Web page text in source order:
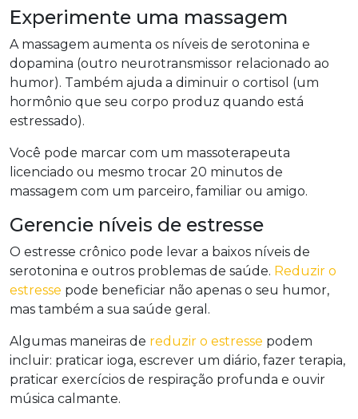
Experimente uma massagem
A massagem aumenta os níveis de serotonina e
dopamina (outro neurotransmissor relacionado ao
humor). Também ajuda a diminuir o cortisol (um
hormônio que seu corpo produz quando está
estressado).
Você pode marcar com um massoterapeuta
licenciado ou mesmo trocar 20 minutos de
massagem com um parceiro, familiar ou amigo.
Gerencie níveis de estresse
O estresse crônico pode levar a baixos níveis de
serotonina e outros problemas de saúde. Reduzir o
estresse pode beneficiar não apenas o seu humor,
mas também a sua saúde geral.
Algumas maneiras de reduzir o estresse podem
incluir: praticar ioga, escrever um diário, fazer terapia,
praticar exercícios de respiração profunda e ouvir
música calmante.